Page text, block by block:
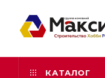
КАТАЛОГ